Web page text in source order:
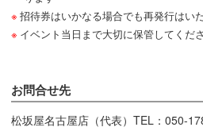
招待券はいかなる場合でも再発行はい
イベント当日まで大切に保管してくだ
お問合せ先
松坂屋名古屋店（代表）TEL：050-